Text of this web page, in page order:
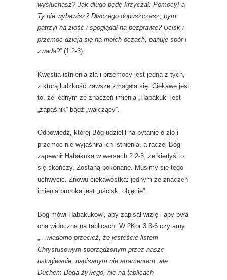
wysłuchasz? Jak długo będę krzyczał: Pomocy! a
Ty nie wybawisz? Dlaczego dopuszczasz, bym
patrzył na złość i spoglądał na bezprawie? Ucisk i
przemoc dzieją się na moich oczach, panuje spór i
zwada?” (1:2-3).
Kwestia istnienia zła i przemocy jest jedną z tych,
z którą ludzkość zawsze zmagała się. Ciekawe jest
to, że jednym ze znaczeń imienia „Habakuk” jest
„zapaśnik” bądź „walczący”.
Odpowiedź, której Bóg udzielił na pytanie o zło i
przemoc nie wyjaśniła ich istnienia, a raczej Bóg
zapewnił Habakuka w wersach 2:2-3, że kiedyś to
się skończy. Zostaną pokonane. Musimy się tego
uchwycić. Znowu ciekawostka: jednym ze znaczeń
imienia proroka jest „uścisk, objęcie”.
Bóg mówi Habakukowi, aby zapisał wizję i aby była
ona widoczna na tablicach. W 2Kor 3:3-6 czytamy:
„…wiadomo przecież, że jesteście listem
Chrystusowym sporządzonym przez nasze
usługiwanie, napisanym nie atramentem, ale
Duchem Boga żywego, nie na tablicach